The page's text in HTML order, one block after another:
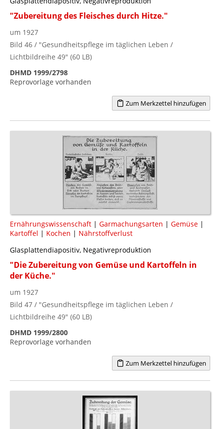
"Zubereitung des Fleisches durch Hitze."
um 1927
Bild 46 / "Gesundheitspflege im täglichen Leben /
Lichtbildreihe 49" (60 LB)
DHMD 1999/2798
Reprovorlage vorhanden
Zum Merkzettel hinzufügen
Ernährungswissenschaft | Garmachungsarten | Gemüse |
Kartoffel | Kochen | Nährstoffverlust
Glasplattendiapositiv, Negativreproduktion
"Die Zubereitung von Gemüse und Kartoffeln in
der Küche."
um 1927
Bild 47 / "Gesundheitspflege im täglichen Leben /
Lichtbildreihe 49" (60 LB)
DHMD 1999/2800
Reprovorlage vorhanden
Zum Merkzettel hinzufügen